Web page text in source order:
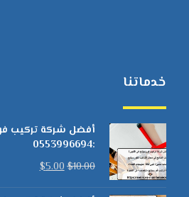
خدماتنا
أفضل شركة تركيب
:0553996694
$10.00
$5.00